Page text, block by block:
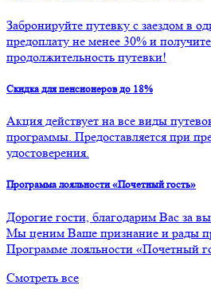
Забронируйте путевку с заездом в
предоплату не менее 30% и
продолжительность путевки!
Скидка для пенсионеров до 18%
Акция действует на все виды
программы. Предоставляется при
удостоверения.
Программа лояльности «Почетный гость»
Дорогие гости, благодарим Вас за
Мы ценим Ваше признание и рады
Программе лояльности «Почетный
Смотреть все